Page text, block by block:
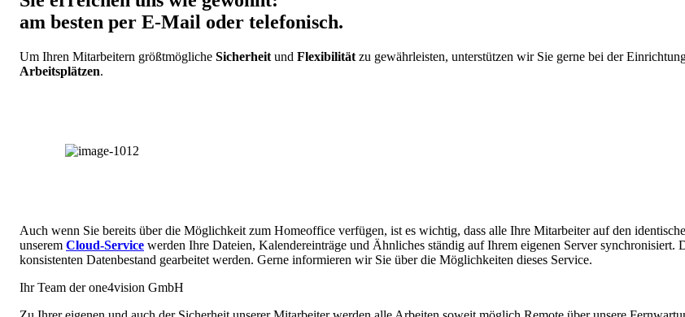
am besten per E-Mail oder telefonisch.
Um Ihren Mitarbeitern größtmögliche Sicherheit und Flexibilität zu gewährleisten, unterstützen wir Sie gerne bei der
Arbeitsplätzen.
Auch wenn Sie bereits über die Möglichkeit zum Homeoffice verfügen, ist es wichtig, dass alle Ihre Mitarbeiter auf den
unserem Cloud-Service werden Ihre Dateien, Kalendereinträge und Ähnliches ständig auf Ihrem eigenen Server
konsistenten Datenbestand gearbeitet werden. Gerne informieren wir Sie über die Möglichkeiten dieses Service.
Ihr Team der one4vision GmbH